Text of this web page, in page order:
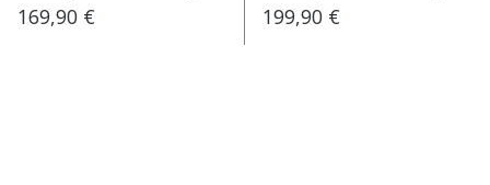
Regulärer Preis:
169,90 € Regulärer Preis:
199,90 €